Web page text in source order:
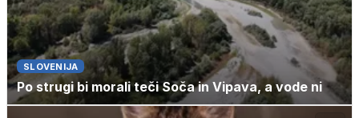
SLOVENIJA
Po strugi bi morali teči Soča in Vipava, a vode ni